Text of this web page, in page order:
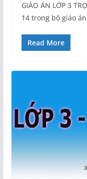
GIÁO ÁN LỚP 3
14 trong bộ giáo
Read More